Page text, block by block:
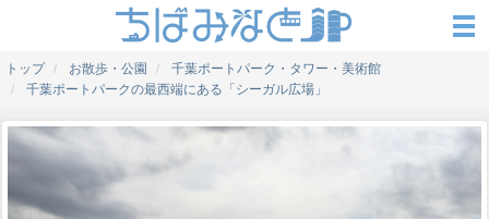
トップ お散歩・公園
千葉ポートパーク・タワー・美術館
千葉ポートパークの最西端にある「シーガル広場」